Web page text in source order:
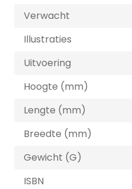
Verwacht
Illustraties
Uitvoering
Hoogte (mm)
Lengte (mm)
Breedte (mm)
Gewicht (G)
ISBN